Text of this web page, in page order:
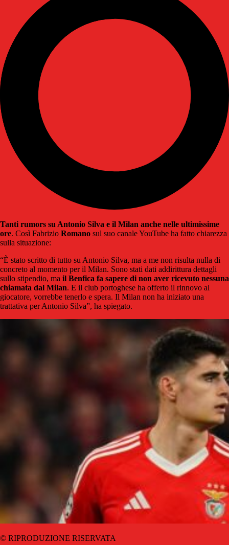
Tanti rumors su Antonio Silva e il Milan anche nelle ultimissime
ore. Così Fabrizio Romano sul suo canale YouTube ha fatto chiarezza
sulla situazione:
“È stato scritto di tutto su Antonio Silva, ma a me non risulta nulla di
concreto al momento per il Milan. Sono stati dati addirittura dettagli
sullo stipendio, ma il Benfica fa sapere di non aver ricevuto nessuna
chiamata dal Milan. E il club portoghese ha offerto il rinnovo al
giocatore, vorrebbe tenerlo e spera. Il Milan non ha iniziato una
trattativa per Antonio Silva”, ha spiegato.
© RIPRODUZIONE RISERVATA